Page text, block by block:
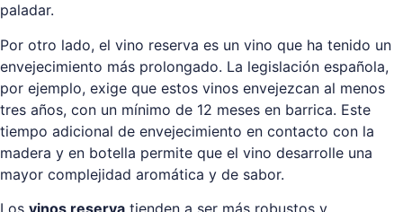
paladar.
Por otro lado, el vino reserva es un vino que ha tenido un
envejecimiento más prolongado. La legislación española,
por ejemplo, exige que estos vinos envejezcan al menos
tres años, con un mínimo de 12 meses en barrica. Este
tiempo adicional de envejecimiento en contacto con la
madera y en botella permite que el vino desarrolle una
mayor complejidad aromática y de sabor.
Los vinos reserva tienden a ser más robustos y